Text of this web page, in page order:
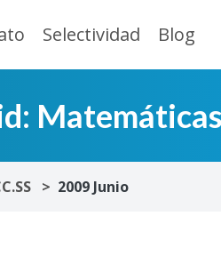
Selectividad Blog
2009 Junio